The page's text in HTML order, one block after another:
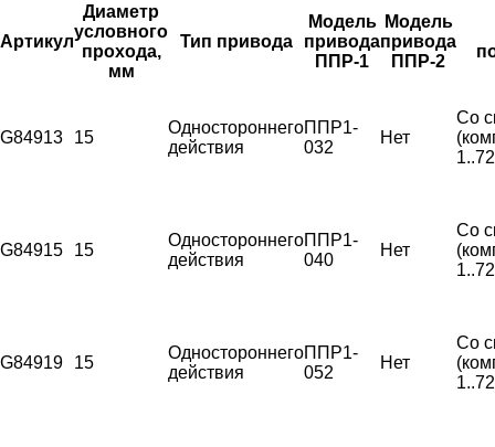
Артикул
Диаметр
условного
прохода,
мм
Тип привода
Модель
привода
ППР-1
Модель
привода
ППР-2
G84913 15
Одностороннего
действия
ППР1-
032
Нет
Со
G84915 15
Одностороннего
действия
ППР1-
040
Нет
Со
G84919 15
Одностороннего
действия
ППР1-
052
Нет
Со